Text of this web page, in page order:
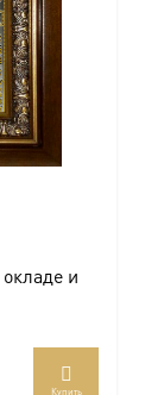
и
Купить